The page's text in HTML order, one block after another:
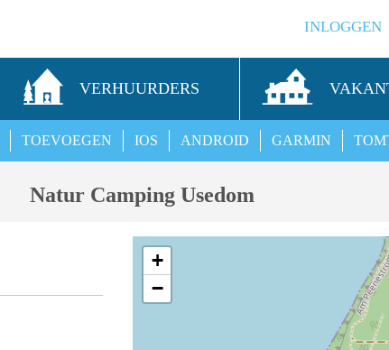
INLOGGEN
VERHUURDERS
GARMIN
ANDROID
IOS
TOEVOEGEN
Natur Camping Usedom
+
−